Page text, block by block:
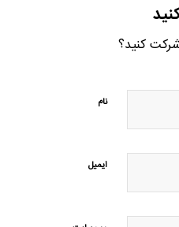
کنید؟
نام
ایمیل